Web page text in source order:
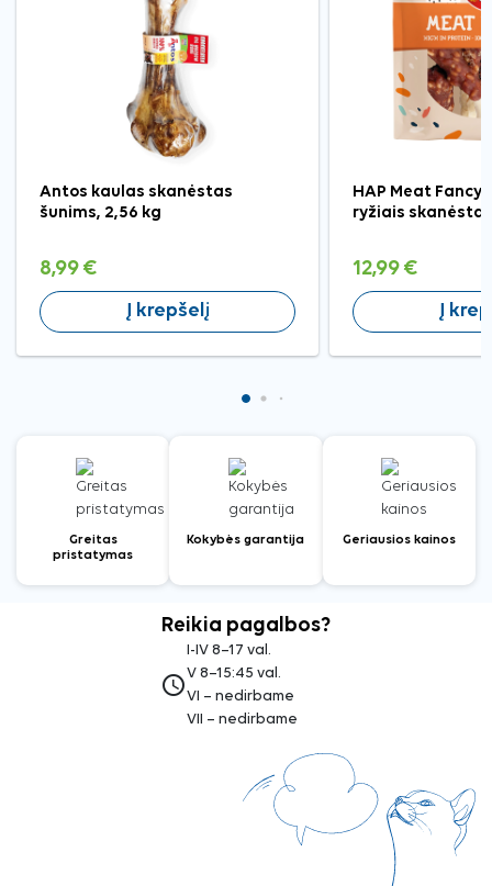
Antos kaulas skanėstas
šunims, 2,56 kg
8,99 €
Į krepšelį
HAP Meat Fancy
ryžiais skanėstai
12,99 €
Į
Greitas
pristatymas
Kokybės garantija Geriausios kainos
Reikia pagalbos?
access_time
I-IV 8–17 val.
V 8–15:45 val.
VI – nedirbame
VII – nedirbame